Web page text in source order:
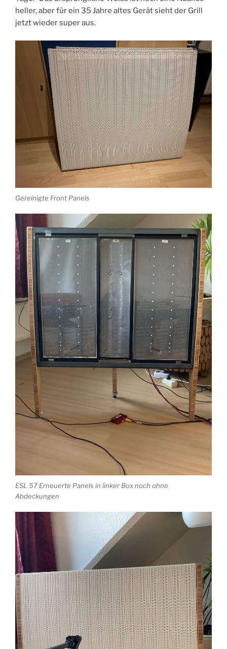
heller, aber für ein 35 Jahre altes Gerät sieht der Grill
jetzt wieder super aus.
Gereinigte Front Panels
ESL 57 Erneuerte Panels in linker Box noch ohne
Abdeckungen